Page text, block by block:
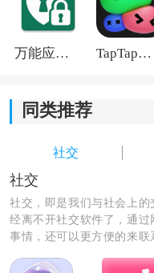
3、浏览推荐用户
系统会根据兴趣与亮眼
4、开启喜欢或偷偷关注
遇到心动对象可以直接
《Lucky》软件亮点：
1.每个人都需要上传他
万能应用隐藏 TapTap国际版2026
同类推荐
社交
社交
社交，即是我们与社会上
经离不开社交软件了，通
事情，还可以更方便的来
界里吧。